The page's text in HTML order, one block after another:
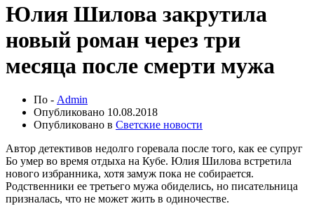
Юлия Шилова закрутила
новый роман через три
месяца после смерти мужа
По - Admin
Опубликовано 10.08.2018
Опубликовано в Светские новости
Автор детективов недолго горевала после того, как ее супруг
Бо умер во время отдыха на Кубе. Юлия Шилова встретила
нового избранника, хотя замуж пока не собирается.
Родственники ее третьего мужа обиделись, но писательница
призналась, что не может жить в одиночестве.